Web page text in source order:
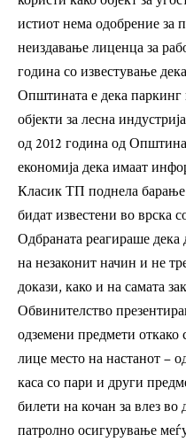
истиот нема одобрение за
неиздавање лиценца за
година со известување
Општината е дека паркинг
објекти за лесна
од 2012 година од
економија дека имаат
Класик ТП поднела барање
бидат известени во врска
Одбраната реагираше дека
на незаконит начин и не
докази, како и на самата
Обвинителство
одземени предмети откако
лице место на настанот –
каса со пари и други
билети на кочан за влез
патролно осигурување